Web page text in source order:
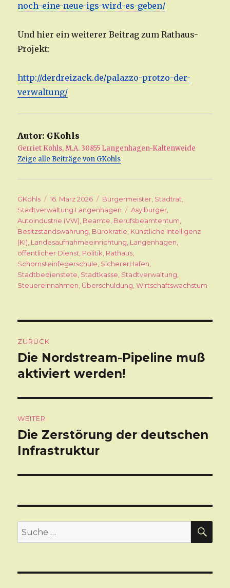
noch-eine-neue-igs-wird-es-geben/
Und hier ein weiterer Beitrag zum Rathaus-
Projekt:
http://derdreizack.de/palazzo-protzo-der-
verwaltung/
Autor: GKohls
Gerriet Kohls, M.A. 30855 Langenhagen-Kaltenweide
Zeige alle Beiträge von GKohls
Autor
GKohls
Veröffentlicht
am
16. März 2026 Kategorien
Bürgermeister, Stadtrat,
Stadtverwaltung Langenhagen
Schlagwörter
Asylbürger,
Autoindustrie (VW), Beamte, Berufsbeamtentum,
Besitzstandswahrung, Bürokratie, Künstliche Intelligenz
(KI), Landesaufnahmeeinrichtung, Langenhagen,
öffentlicher Dienst, Politik, Rathaus,
Schornsteinfegerschule, SichererHafen,
Stadtbedienstete, Stadtkasse, Stadtverwaltung,
Steuereinnahmen, Überschuldung,Wirtschaftswachstum
ZURÜCK
Vorheriger
Beitrag:
Die Nordstream-Pipeline muß
aktiviert werden!
WEITER
Nächster
Beitrag:
Die Zerstörung der deutschen
Infrastruktur
Suche
nach: